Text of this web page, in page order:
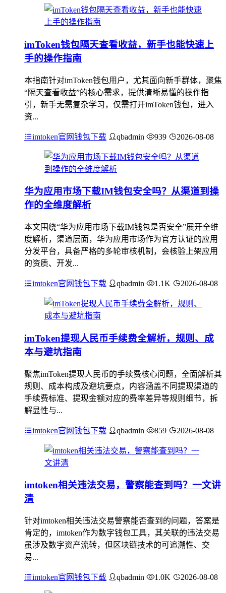
imToken钱包隔天查看收益，新手也能快速上
手的操作指南
本指南针对imToken钱包用户，尤其面向新手群体，聚焦
“隔天查看收益”的核心需求，提供清晰易懂的操作指
引，新手无需复杂学习，仅需打开imToken钱包，进入
资...
imtoken官网钱包下载 qbadmin 939 2026-08-08
华为应用市场下载IM钱包安全吗？从渠道到操
作的全维度解析
本文围绕“华为应用市场下载IM钱包是否安全”展开全维
度解析，渠道层面，华为应用市场作为官方认证的应用
分发平台，具备严格的多轮审核机制，会核验上架应用
的资质、开发...
imtoken官网钱包下载 qbadmin 1.1K 2026-08-08
imToken提现人民币手续费全解析，规则、成
本与避坑指南
聚焦imToken提现人民币的手续费核心问题，全面解析其
规则、成本构成及避坑要点，内容涵盖不同提现渠道的
手续费标准、提现金额对应的费率差异等规则细节，拆
解显性与...
imtoken官网钱包下载 qbadmin 859 2026-08-08
imtoken相关违法交易，警察能查到吗？一文讲
清
针对imtoken相关违法交易警察能否查到的问题，答案是
肯定的，imtoken作为数字钱包工具，其关联的违法交易
虽涉及数字资产流转，但区块链技术的可追溯性、交
易...
imtoken官网钱包下载 qbadmin 1.0K 2026-08-08